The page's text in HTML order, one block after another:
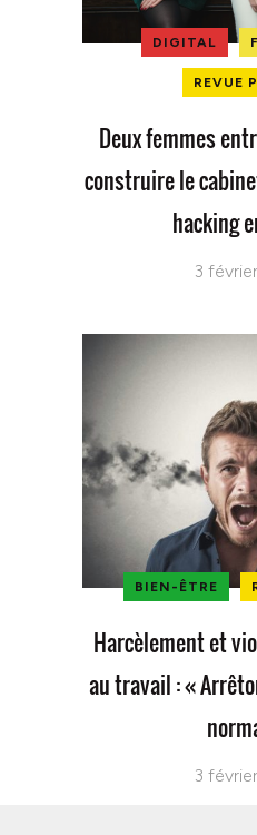
DIGITAL
REVUE
Deux femmes
construire le
hacking
3
BIEN-ÊTRE
Harcèlement et
au travail : «
3